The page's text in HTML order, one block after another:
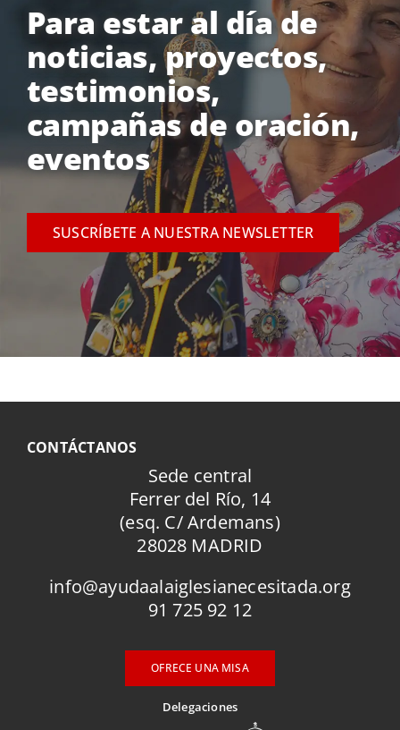
Para estar al día de
noticias, proyectos,
testimonios,
campañas de oración,
eventos
SUSCRÍBETE A NUESTRA NEWSLETTER
CONTÁCTANOS
Sede central
Ferrer del Río, 14
(esq. C/ Ardemans)
28028 MADRID
info@ayudaalaiglesianecesitada.org
91 725 92 12
OFRECE UNA MISA
Delegaciones